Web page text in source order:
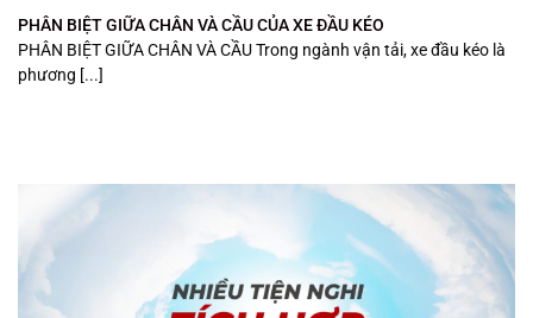
PHÂN BIỆT GIỮA CHÂN VÀ CẦU CỦA XE ĐẦU KÉO
PHÂN BIỆT GIỮA CHÂN VÀ CẦU Trong ngành vận tải, xe đầu kéo là
phương [...]